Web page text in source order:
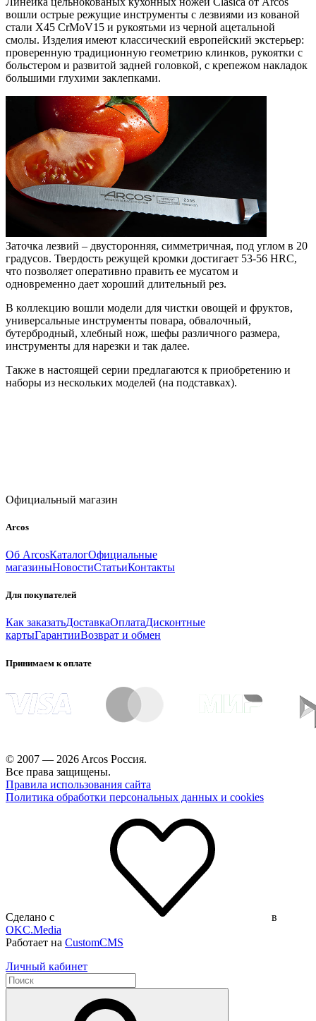
вошли острые режущие инструменты с лезвиями из кованой
стали X45 CrMoV15 и рукоятьми из черной ацетальной
смолы. Изделия имеют классический европейский экстерьер:
проверенную традиционную геометрию клинков, рукоятки с
больстером и развитой задней головкой, с крепежом накладок
большими глухими заклепками.
Заточка лезвий – двусторонняя, симметричная, под углом в 20
градусов. Твердость режущей кромки достигает 53-56 HRC,
что позволяет оперативно править ее мусатом и
одновременно дает хороший длительный рез.
В коллекцию вошли модели для чистки овощей и фруктов,
универсальные инструменты повара, обвалочный,
бутербродный, хлебный нож, шефы различного размера,
инструменты для нарезки и так далее.
Также в настоящей серии предлагаются к приобретению и
наборы из нескольких моделей (на подставках).
Официальный магазин
Arcos
Об ArcosКаталогОфициальные
магазиныНовостиСтатьиКонтакты
Для покупателей
Как заказатьДоставкаОплатаДисконтные
картыГарантииВозврат и обмен
Принимаем к оплате
© 2007 — 2026 Arcos Россия.
Все права защищены.
Правила использования сайта
Политика обработки персональных данных и cookies
Сделано с
в
OKC.Media
Работает на CustomCMS
Личный кабинет